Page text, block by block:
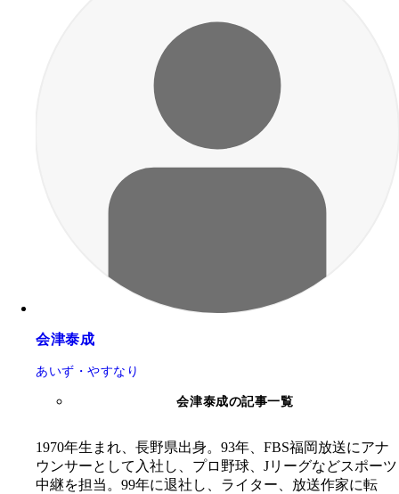
会津泰成
あいず・やすなり
会津泰成の記事一覧
1970年生まれ、長野県出身。93年、FBS福岡放送にアナ
ウンサーとして入社し、プロ野球、Jリーグなどスポーツ
中継を担当。99年に退社し、ライター、放送作家に転